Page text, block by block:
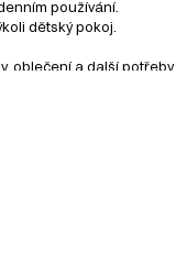
používání.
dětský pokoj.
oblečení a další potřeby.